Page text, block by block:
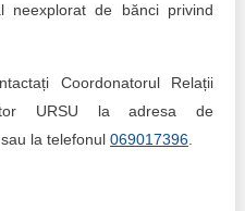
de bănci privind
Coordonatorul Relații
URSU la adresa de
la telefonul 069017396.